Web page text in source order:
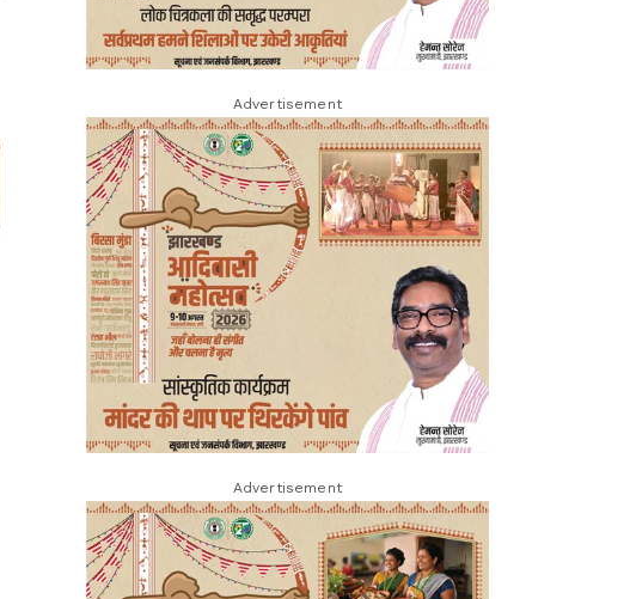
Advertisement
Advertisement